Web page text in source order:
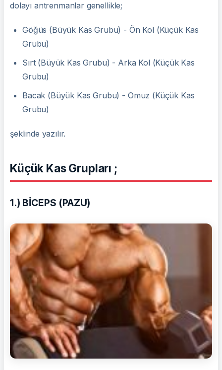
dolayı antrenmanlar genellikle;
Göğüs (Büyük Kas Grubu) - Ön Kol (Küçük Kas
Grubu)
Sırt (Büyük Kas Grubu) - Arka Kol (Küçük Kas
Grubu)
Bacak (Büyük Kas Grubu) - Omuz (Küçük Kas
Grubu)
şeklinde yazılır.
Küçük Kas Grupları ;
1.) BİCEPS (PAZU)